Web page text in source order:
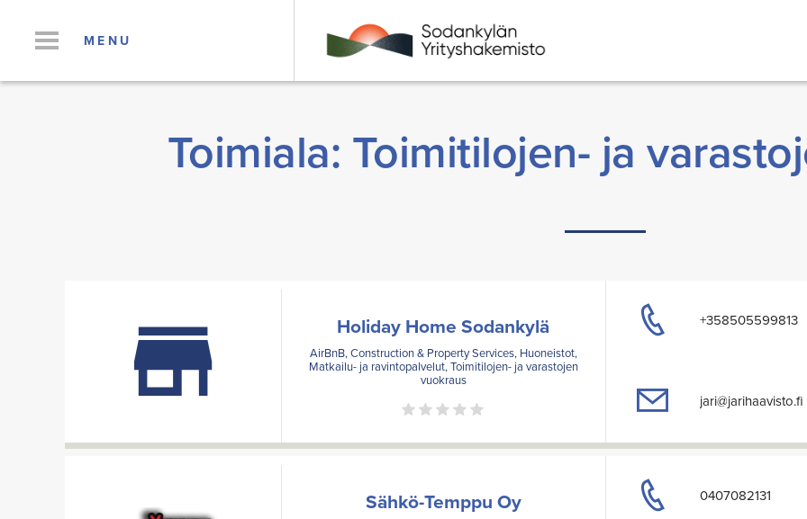
MENU
Toimiala: Toimitilojen- ja
Holiday Home Sodankylä
AirBnB, Construction & Property Services, Huoneistot,
Matkailu- ja ravintopalvelut, Toimitilojen- ja varastojen
vuokraus
+358505599813
jari@jarihaavisto.fi
Sähkö-Temppu Oy 0407082131